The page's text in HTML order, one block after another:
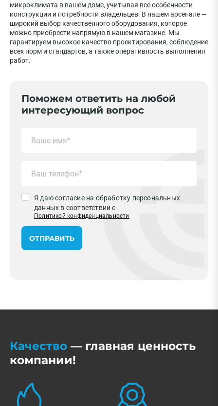
микроклимата в вашем доме, учитывая все особенности
конструкции и потребности владельцев. В нашем арсенале —
широкий выбор качественного оборудования, которое
можно приобрести напрямую в нашем магазине. Мы
гарантируем высокое качество проектирования, соблюдение
всех норм и стандартов, а также оперативность выполнения
работ.
Поможем ответить на любой
интересующий вопрос
Я даю согласие на обработку персональных
данных в соответствии с
Политикой конфиденциальности
ОТПРАВИТЬ
Качество — главная ценность
компании!